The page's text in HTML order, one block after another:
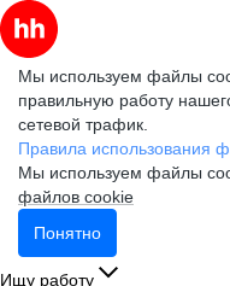
Мы используем файлы
правильную работу
сетевой трафик.
Правила использования
Мы используем файлы
файлов cookie
Понятно
Ищу работу